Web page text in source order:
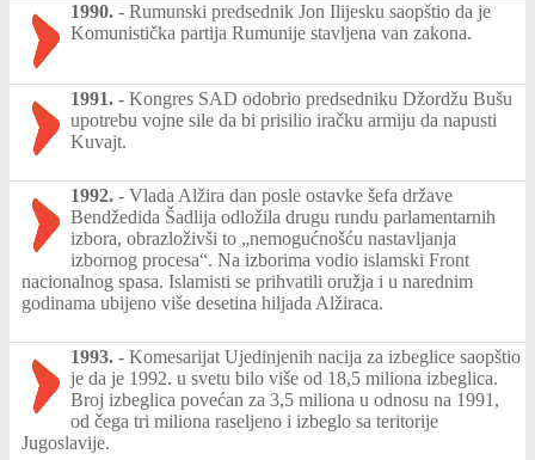
1990. - Rumunski predsednik Jon Ilijesku saopštio da je
Komunistička partija Rumunije stavljena van zakona.
1991. - Kongres SAD odobrio predsedniku Džordžu Bušu
upotrebu vojne sile da bi prisilio iračku armiju da napusti
Kuvajt.
1992. - Vlada Alžira dan posle ostavke šefa države
Bendžedida Šadlija odložila drugu rundu parlamentarnih
izbora, obrazloživši to „nemogućnošću nastavljanja
izbornog procesa“. Na izborima vodio islamski Front
nacionalnog spasa. Islamisti se prihvatili oružja i u narednim
godinama ubijeno više desetina hiljada Alžiraca.
1993. - Komesarijat Ujedinjenih nacija za izbeglice saopštio
je da je 1992. u svetu bilo više od 18,5 miliona izbeglica.
Broj izbeglica povećan za 3,5 miliona u odnosu na 1991,
od čega tri miliona raseljeno i izbeglo sa teritorije
Jugoslavije.